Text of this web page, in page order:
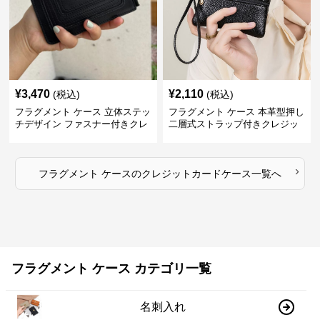
¥3,470 (税込)
フラグメント ケース 立体ステッ
チデザイン ファスナー付きクレ
¥2,110 (税込)
フラグメント ケース 本革型押し
二層式ストラップ付きクレジッ
フラグメント ケースのクレジットカードケース一覧へ ›
フラグメント ケース カテゴリ一覧
名刺入れ